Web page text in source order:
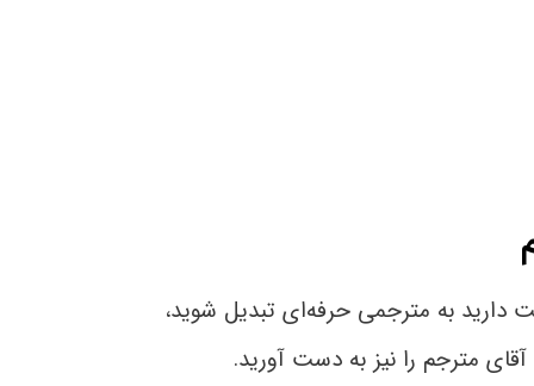
دارید به مترجمی حرفه‌ای تبدیل شوید،
مترجم را نیز به دست آورید.